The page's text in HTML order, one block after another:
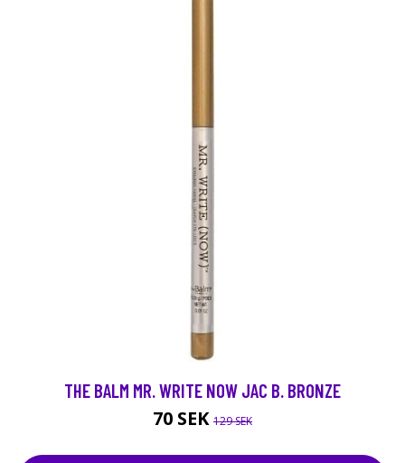
THE BALM MR. WRITE NOW JAC B. BRONZE
70 SEK 129 SEK